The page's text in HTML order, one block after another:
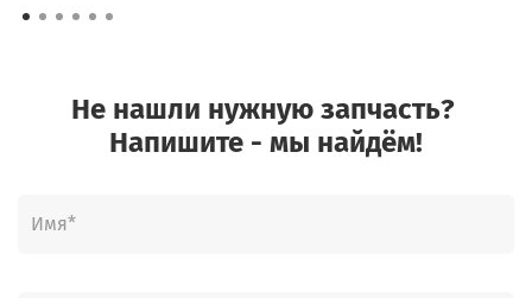
Не нашли нужную запчасть?
Напишите - мы найдём!